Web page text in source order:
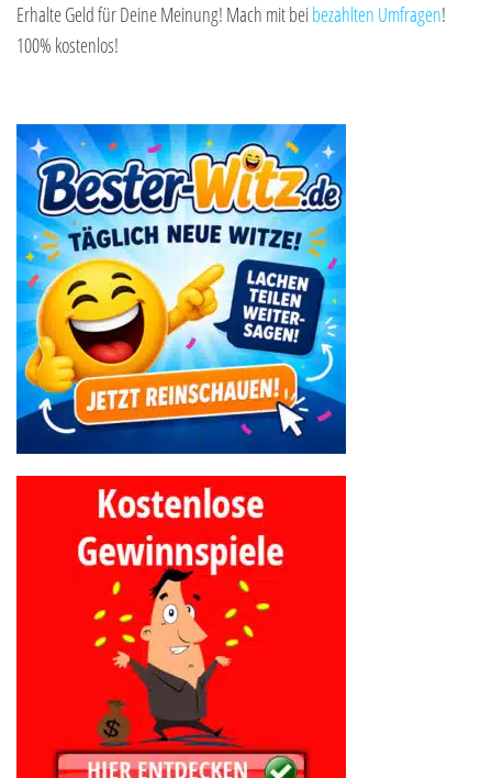
Erhalte Geld für Deine Meinung! Mach mit beibezahlten Umfragen!
100% kostenlos!